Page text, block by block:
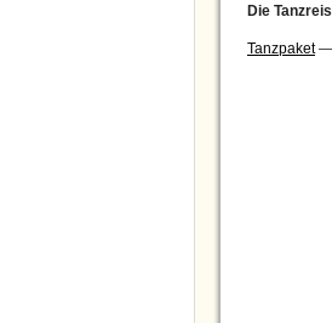
Die
Tanzpaket—